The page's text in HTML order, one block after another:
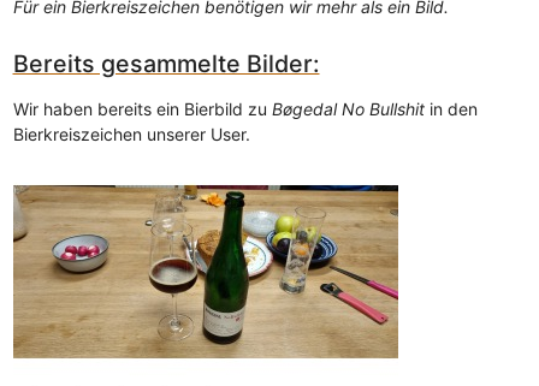
Für ein Bierkreiszeichen benötigen wir mehr als ein Bild.
Bereits gesammelte Bilder:
Wir haben bereits ein Bierbild zu Bøgedal No Bullshitin den
Bierkreiszeichen unserer User.